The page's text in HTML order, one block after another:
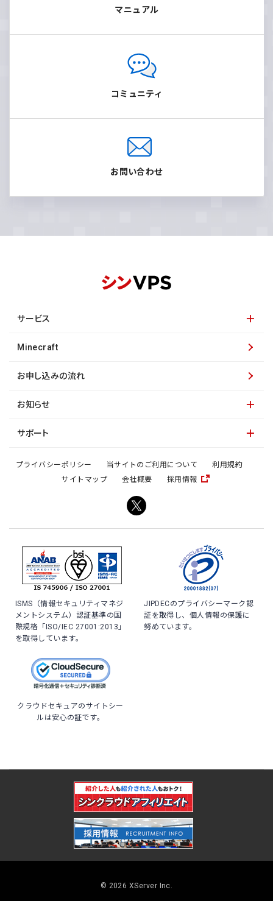
マニュアル
コミュニティ
お問い合わせ
サービス
Minecraft
お申し込みの流れ
お知らせ
サポート
プライバシーポリシー 当サイトのご利用について
利用規約
サイトマップ
会社概要 採用情報
ISMS（情報セキュリティマネジ
メントシステム）認証基準の国
際規格「ISO/IEC 27001:2013」
を取得しています。
JIPDECのプライバシーマーク認
証を取得し、個人情報の保護に
努めています。
クラウドセキュアのサイトシー
ルは安心の証です。
© 2026 XServer Inc.